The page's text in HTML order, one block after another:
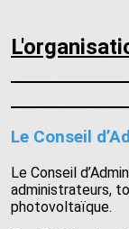
Le Conseil
Le Conseil
administrateurs,
photovoltaïque.